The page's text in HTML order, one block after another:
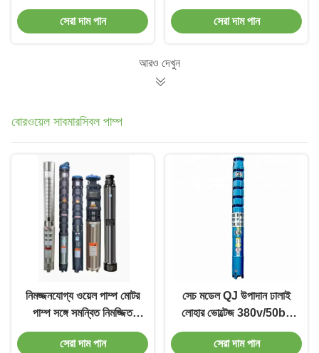
বায়ুসংক্রান্ত অপারেটেড
ডায়াফ্রাম পাম্প উপাদান
সেরা দাম পান
ডায়াফ্রাম এয়ার পাম্প
সেরা দাম পান
আরও দেখুন
বোরওয়েল সাবমারসিবল পাম্প
নিমজ্জনযোগ্য ওয়েল পাম্প মোটর
পাম্প সঙ্গে সমন্বিত নিমজ্জিত
ভূগর্ভস্থ ভাল পাম্পিং জন্য
সেরা দাম পান
সেচ মডেল QJ উপাদান ঢালাই
লোহার ভোল্টেজ 380v/50bz
জন্য উচ্চ দক্ষতা বোরওয়েল
সাবমারসিবল পাম্প
সেরা দাম পান